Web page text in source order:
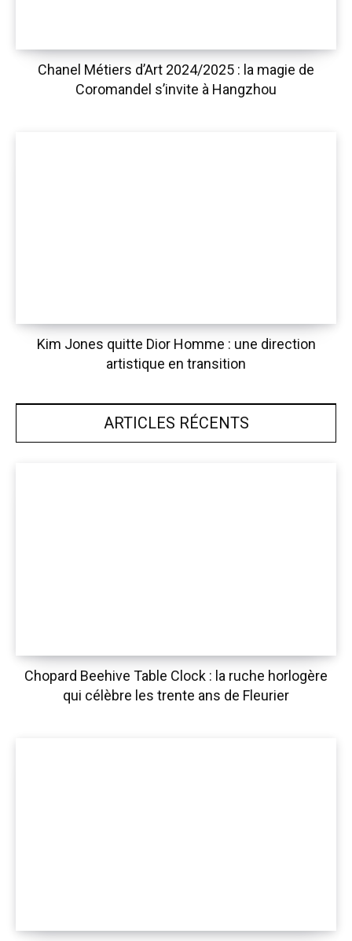
Chanel Métiers d’Art 2024/2025 : la magie de
Coromandel s’invite à Hangzhou
Kim Jones quitte Dior Homme : une direction
artistique en transition
ARTICLES RÉCENTS
Chopard Beehive Table Clock : la ruche horlogère
qui célèbre les trente ans de Fleurier